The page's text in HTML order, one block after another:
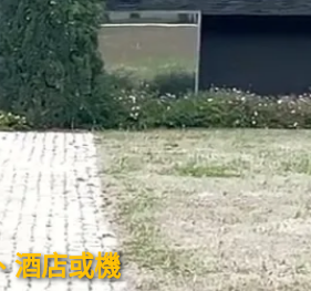
酒店或機